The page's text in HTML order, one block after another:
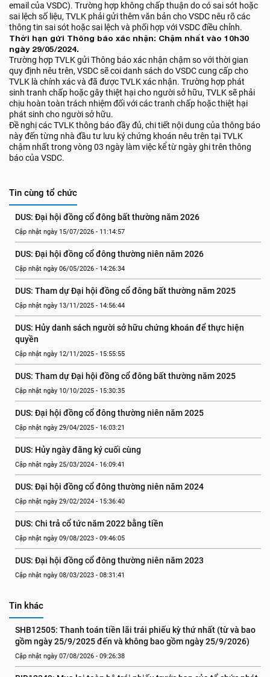
email của VSDC). Trường hợp không chấp thuận do có sai sót hoặc
sai lệch số liệu, TVLK phải gửi thêm văn bản cho VSDC nêu rõ các
thông tin sai sót hoặc sai lệch và phối hợp với VSDC điều chỉnh.
Thời hạn gửi Thông báo xác nhận: Chậm nhất vào 10h30
ngày 29/05/2024.
Trường hợp TVLK gửi Thông báo xác nhận chậm so với thời gian
quy định nêu trên, VSDC sẽ coi danh sách do VSDC cung cấp cho
TVLK là chính xác và đã được TVLK xác nhận. Trường hợp phát
sinh tranh chấp hoặc gây thiệt hại cho người sở hữu, TVLK sẽ phải
chịu hoàn toàn trách nhiệm đối với các tranh chấp hoặc thiệt hại
phát sinh cho người sở hữu.
Đề nghị các TVLK thông báo đầy đủ, chi tiết nội dung của thông báo
này đến từng nhà đầu tư lưu ký chứng khoán nêu trên tại TVLK
chậm nhất trong vòng 03 ngày làm việc kể từ ngày ghi trên thông
báo của VSDC.
Tin cùng tổ chức
DUS: Đại hội đồng cổ đông bất thường năm 2026
Cập nhật ngày 15/07/2026 - 11:14:57
DUS: Đại hội đồng cổ đông thường niên năm 2026
Cập nhật ngày 06/05/2026 - 14:26:34
DUS: Tham dự Đại hội đồng cổ đông bất thường năm 2025
Cập nhật ngày 13/11/2025 - 14:56:44
DUS: Hủy danh sách người sở hữu chứng khoán để thực hiện
quyền
Cập nhật ngày 12/11/2025 - 15:55:55
DUS: Tham dự Đại hội đồng cổ đông bất thường năm 2025
Cập nhật ngày 10/10/2025 - 15:30:35
DUS: Đại hội đồng cổ đông thường niên năm 2025
Cập nhật ngày 29/04/2025 - 16:03:21
DUS: Hủy ngày đăng ký cuối cùng
Cập nhật ngày 25/03/2024 - 16:09:41
DUS: Đại hội đồng cổ đông thường niên năm 2024
Cập nhật ngày 29/02/2024 - 15:36:40
DUS: Chi trả cổ tức năm 2022 bằng tiền
Cập nhật ngày 09/08/2023 - 09:46:05
DUS: Đại hội đồng cổ đông thường niên năm 2023
Cập nhật ngày 08/03/2023 - 08:31:41
Tin khác
SHB12505: Thanh toán tiền lãi trái phiếu kỳ thứ nhất (từ và bao
gồm ngày 25/9/2025 đến và không bao gồm ngày 25/9/2026)
Cập nhật ngày 07/08/2026 - 09:26:38